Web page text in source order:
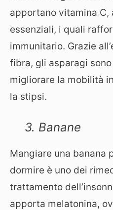
apportano vitamina
essenziali, i quali
immunitario. Grazie
fibra, gli asparagi
migliorare la mobilità
la stipsi.
3. Banane
Mangiare una banana
dormire è uno dei
trattamento
apporta melatonina,